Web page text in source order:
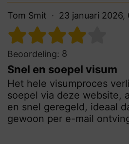
Tom Smit 23 januari 2026,
Beoordeling: 8
Snel en soepel visum
Het hele visumproces
soepel via deze website,
en snel geregeld, ideaal
gewoon per e-mail